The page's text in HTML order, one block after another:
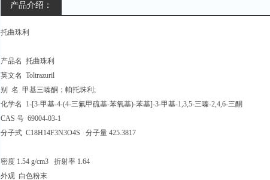
产品介绍：
托曲珠利
产品名 托曲珠利
英文名 Toltrazuril
别 名 甲基三嗪酮；帕托珠利;
化学名 1-[3-甲基-4-(4-三氟甲硫基-苯氧基)-苯基]-3-甲基-1,3,5-三嗪-2,4,6-三酮
CAS 号 69004-03-1
分子式 C18H14F3N3O4S 分子量 425.3817
密度 1.54 g/cm3 折射率 1.64
外观 白色粉末